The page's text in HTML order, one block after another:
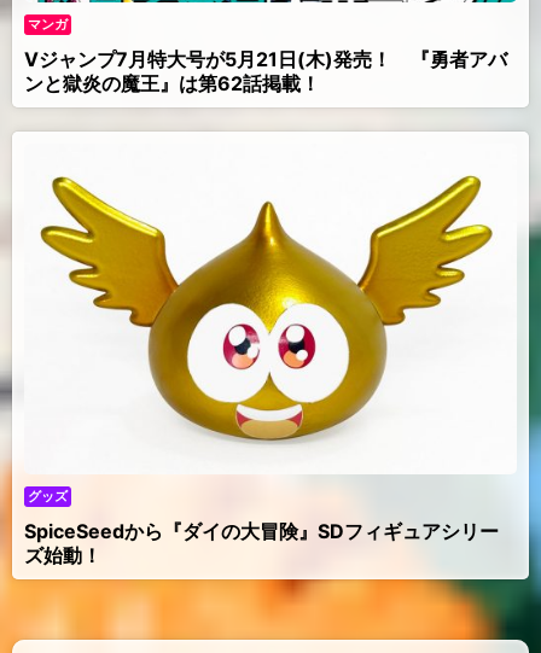
マンガ
Vジャンプ7月特大号が5月21日(木)発売！ 『勇者アバ
ンと獄炎の魔王』は第62話掲載！
グッズ
SpiceSeedから『ダイの大冒険』SDフィギュアシリー
ズ始動！